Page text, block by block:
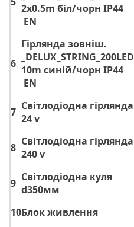
2x0.5m біл/чорн IP44
EN
6
Гірлянда зовніш.
_DELUX_STRING_200LED
10m синій/чорн IP44
EN
7 Світлодіодна гірлянда
24 v
8 Світлодіодна гірлянда
240 v
9 Світлодіодна куля
d350мм
10Блок живлення